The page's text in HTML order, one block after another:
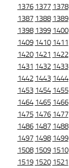
1376 1377 1378
1387 1388 1389
1398 1399 1400
1409 1410 1411
1420 1421 1422
1431 1432 1433
1442 1443 1444
1453 1454 1455
1464 1465 1466
1475 1476 1477
1486 1487 1488
1497 1498 1499
1508 1509 1510
1519 1520 1521